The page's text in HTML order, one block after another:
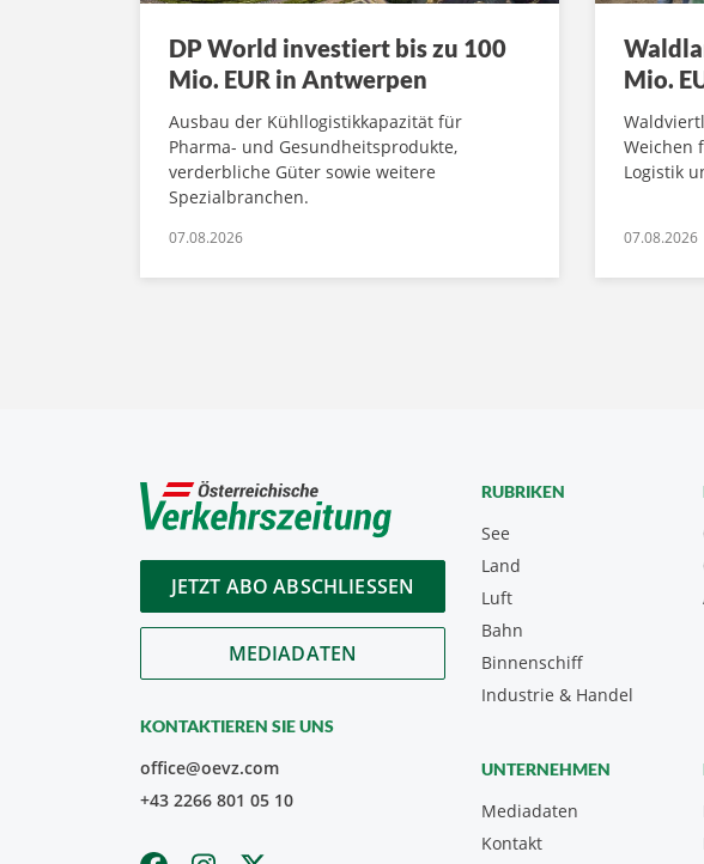
DP World investiert bis zu 100
Mio. EUR in Antwerpen
Ausbau der Kühllogistikkapazität für
Pharma- und Gesundheitsprodukte,
verderbliche Güter sowie weitere
Spezialbranchen.
07.08.2026
Mio.
Weichen
Logistik
07.08.2026
JETZT ABO ABSCHLIESSEN
MEDIADATEN
KONTAKTIEREN SIE UNS
office@oevz.com
+43 2266 801 05 10
RUBRIKEN
See
Land
Luft
Bahn
Binnenschiff
Industrie & Handel
UNTERNEHMEN
Mediadaten
Kontakt